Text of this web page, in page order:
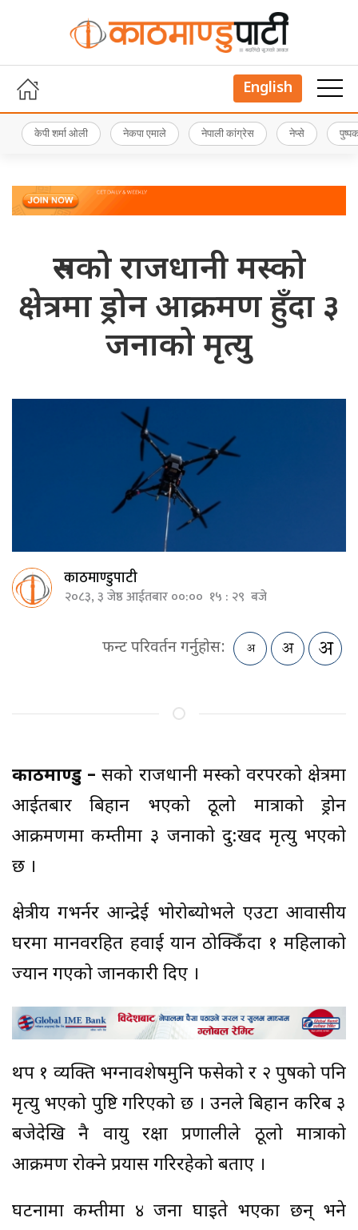
English
केपी शर्मा ओली नेकपा एमाले नेपाली कांग्रेस नेप्से
रुसको राजधानी मस्को
क्षेत्रमा ड्रोन आक्रमण हुँदा ३
जनाको मृत्यु
काठमाण्डुपाटी
२०८३, ३ जेष्ठ आईतबार ००:०० १५ : २९ बजे
फन्ट परिवर्तन गर्नुहोस:
काठमाण्डु – रुसको राजधानी मस्को वरपरको क्षेत्रमा
आईतबार बिहान भएको ठूलो मात्राको ड्रोन
आक्रमणमा कम्तीमा ३ जनाको दु:खद मृत्यु भएको
छ ।
क्षेत्रीय गभर्नर आन्द्रेई भोरोब्योभले एउटा आवासीय
घरमा मानवरहित हवाई यान ठोक्किँदा १ महिलाको
ज्यान गएको जानकारी दिए ।
थप १ व्यक्ति भग्नावशेषमुनि फसेको र २ पुरुषको पनि
मृत्यु भएको पुष्टि गरिएको छ । उनले बिहान करिब ३
बजेदेखि नै वायु रक्षा प्रणालीले ठूलो मात्राको
आक्रमण रोक्ने प्रयास गरिरहेको बताए ।
घटनामा कम्तीमा ४ जना घाइते भएका छन् भने